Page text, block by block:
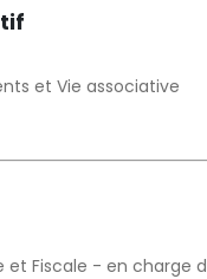
et Vie associative
Fiscale - en charge